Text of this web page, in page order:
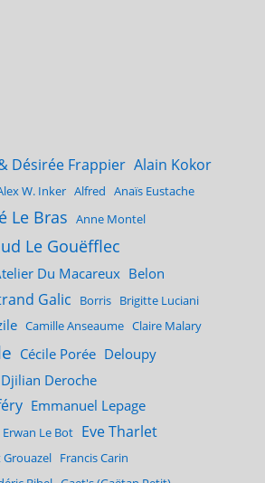
Désirée Frappier Alain Kokor
W. Inker Alfred Anaïs Eustache
Le Bras Anne Montel
Le Gouëfflec
Du Macareux Belon
Galic Borris Brigitte Luciani
Camille Anseaume Claire Malary
Cécile Porée Deloupy
Djilian Deroche
Emmanuel Lepage
Erwan Le Bot Eve Tharlet
Francis Carin